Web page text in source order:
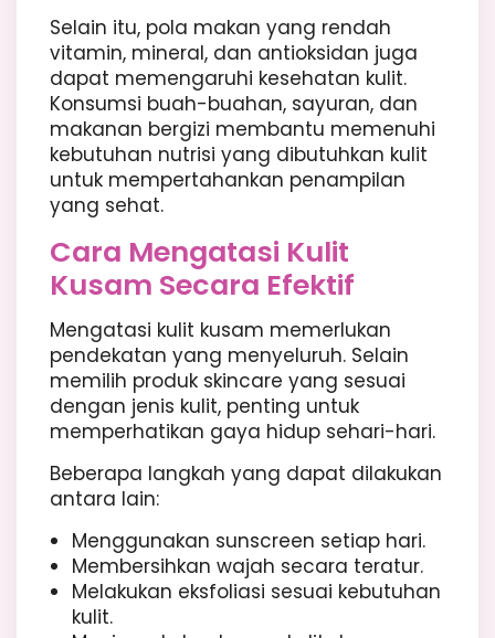
Selain itu, pola makan yang rendah
vitamin, mineral, dan antioksidan juga
dapat memengaruhi kesehatan kulit.
Konsumsi buah-buahan, sayuran, dan
makanan bergizi membantu memenuhi
kebutuhan nutrisi yang dibutuhkan kulit
untuk mempertahankan penampilan
yang sehat.
Cara Mengatasi Kulit
Kusam Secara Efektif
Mengatasi kulit kusam memerlukan
pendekatan yang menyeluruh. Selain
memilih produk skincare yang sesuai
dengan jenis kulit, penting untuk
memperhatikan gaya hidup sehari-hari.
Beberapa langkah yang dapat dilakukan
antara lain:
Menggunakan sunscreen setiap hari.
Membersihkan wajah secara teratur.
Melakukan eksfoliasi sesuai kebutuhan
kulit.